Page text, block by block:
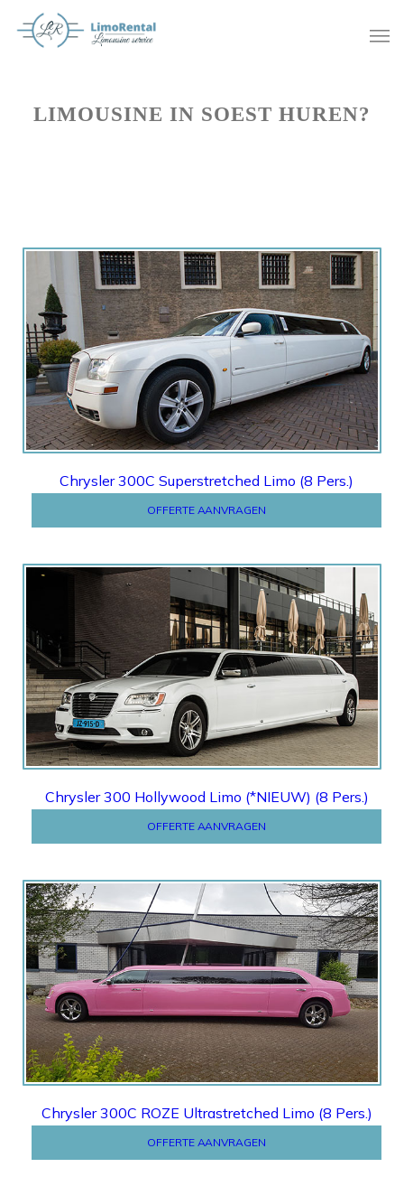
LIMOUSINE IN SOEST HUREN?
Offerte
Chrysler 300C Superstretched Limo (8 Pers.)
OFFERTE AANVRAGEN
Offerte
Chrysler 300 Hollywood Limo (*NIEUW) (8 Pers.)
OFFERTE AANVRAGEN
OFFERTE
Chrysler 300C ROZE Ultrastretched Limo (8 Pers.)
OFFERTE AANVRAGEN